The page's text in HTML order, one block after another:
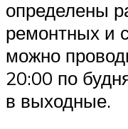
определены
ремонтных и
можно
20:00 по
в выходные.